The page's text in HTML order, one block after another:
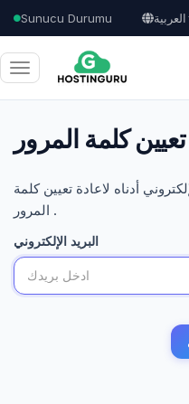
Sunucu Durumu العربية
تبديل
تعيين كلمة المرور
أدناه لاعادة تعيين كلمة
المرور .
البريد الإلكتروني